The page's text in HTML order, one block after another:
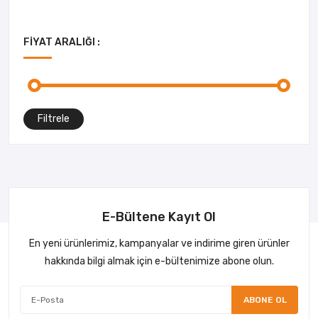
FIYAT ARALIĞI :
Filtrele
E-Bültene Kayıt Ol
En yeni ürünlerimiz, kampanyalar ve indirime giren ürünler
hakkında bilgi almak için e-bültenimize abone olun.
ABONE OL